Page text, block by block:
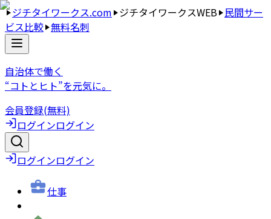
ジチタイワークス.com ジチタイワークスWEB 民間サー
ビス比較 無料名刺
自治体で働く
“コトとヒト”を元気に。
会員登録(無料)
ログインログイン
ログインログイン
仕事